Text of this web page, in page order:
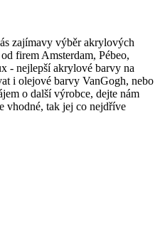
zajímavy výběr akrylových
firem Amsterdam, Pébeo,
- nejlepší akrylové barvy na
i olejové barvy VanGogh, nebo
o další výrobce, dejte nám
vhodné, tak jej co nejdříve